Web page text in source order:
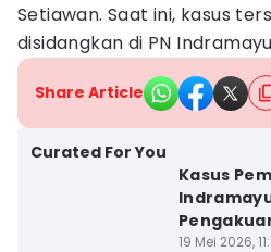
Setiawan. Saat ini, kasus
disidangkan di PN Indramayu
Share Article
Curated For You
Kasus
19 Mei 2026,